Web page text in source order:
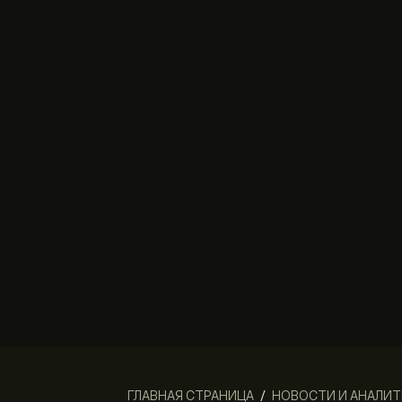
ГЛАВНАЯ СТРАНИЦА / НОВОСТИ И